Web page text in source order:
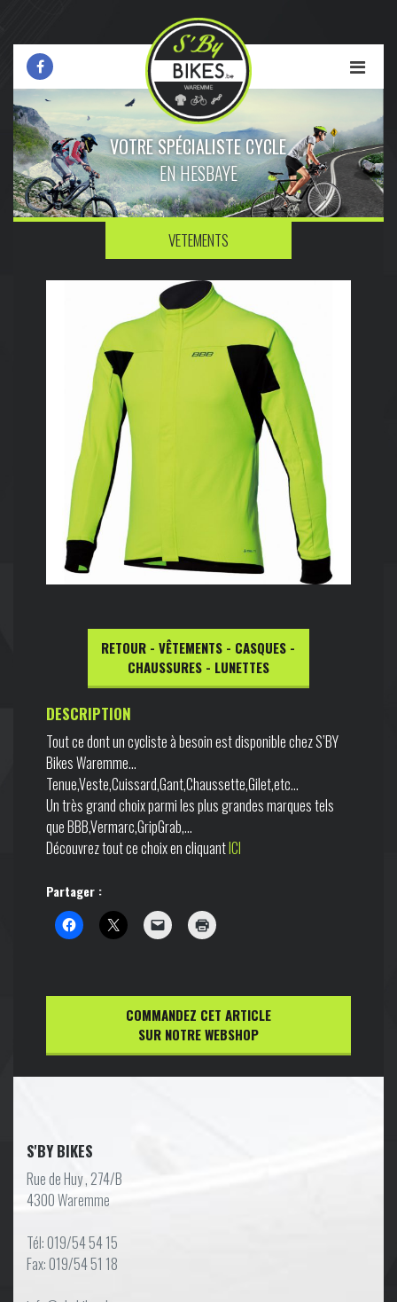
VOTRE SPÉCIALISTE CYCLE
EN HESBAYE
VETEMENTS
RETOUR - VÊTEMENTS - CASQUES -
CHAUSSURES - LUNETTES
DESCRIPTION
Tout ce dont un cycliste à besoin est disponible chez S’BY
Bikes Waremme…
Tenue,Veste,Cuissard,Gant,Chaussette,Gilet,etc…
Un très grand choix parmi les plus grandes marques tels
que BBB,Vermarc,GripGrab,…
Découvrez tout ce choix en cliquantICI
Partager :
COMMANDEZ CET ARTICLE
SUR NOTRE WEBSHOP
S'BY BIKES
Rue de Huy , 274/B
4300 Waremme
Tél: 019/54 54 15
Fax: 019/54 51 18